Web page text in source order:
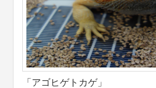
「アゴヒゲトカゲ」